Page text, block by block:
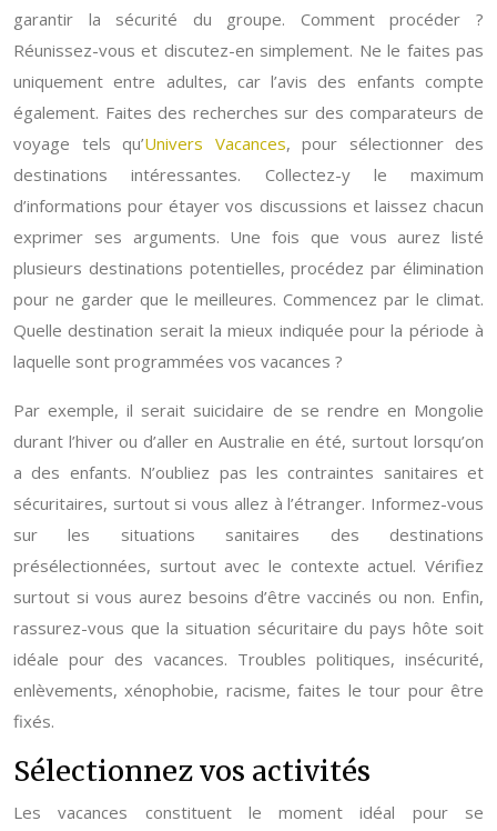
garantir la sécurité du groupe. Comment procéder ?
Réunissez-vous et discutez-en simplement. Ne le faites pas
uniquement entre adultes, car l’avis des enfants compte
également. Faites des recherches sur des comparateurs de
voyage tels qu’Univers Vacances, pour sélectionner des
destinations intéressantes. Collectez-y le maximum
d’informations pour étayer vos discussions et laissez chacun
exprimer ses arguments. Une fois que vous aurez listé
plusieurs destinations potentielles, procédez par élimination
pour ne garder que le meilleures. Commencez par le climat.
Quelle destination serait la mieux indiquée pour la période à
laquelle sont programmées vos vacances ?
Par exemple, il serait suicidaire de se rendre en Mongolie
durant l’hiver ou d’aller en Australie en été, surtout lorsqu’on
a des enfants. N’oubliez pas les contraintes sanitaires et
sécuritaires, surtout si vous allez à l’étranger. Informez-vous
sur les situations sanitaires des destinations
présélectionnées, surtout avec le contexte actuel. Vérifiez
surtout si vous aurez besoins d’être vaccinés ou non. Enfin,
rassurez-vous que la situation sécuritaire du pays hôte soit
idéale pour des vacances. Troubles politiques, insécurité,
enlèvements, xénophobie, racisme, faites le tour pour être
fixés.
Sélectionnez vos activités
Les vacances constituent le moment idéal pour se